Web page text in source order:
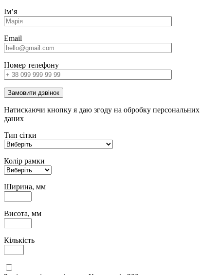
Імʼя
Email
Номер телефону
Замовити дзвінок
Натискаючи кнопку я даю згоду на обробку персональних
даних
Тип сітки
Колір рамки
Ширина, мм
Висота, мм
Кількість